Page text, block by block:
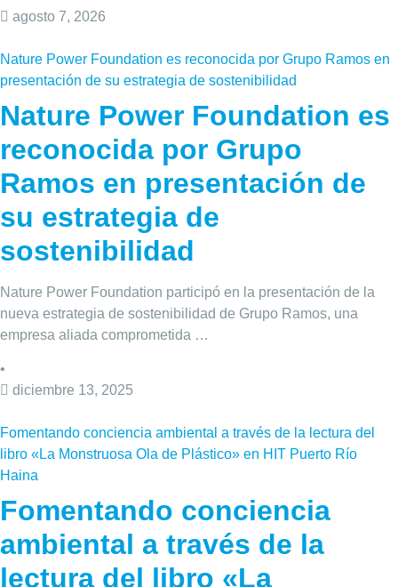
agosto 7, 2026
Nature Power Foundation es reconocida por Grupo Ramos en
presentación de su estrategia de sostenibilidad
Nature Power Foundation es
reconocida por Grupo
Ramos en presentación de
su estrategia de
sostenibilidad
Nature Power Foundation participó en la presentación de la
nueva estrategia de sostenibilidad de Grupo Ramos, una
empresa aliada comprometida …
•
diciembre 13, 2025
Fomentando conciencia ambiental a través de la lectura del
libro «La Monstruosa Ola de Plástico» en HIT Puerto Río
Haina
Fomentando conciencia
ambiental a través de la
lectura del libro «La